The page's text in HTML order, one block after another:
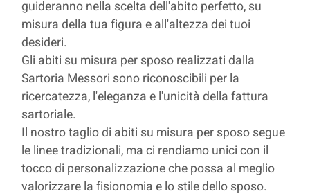
guideranno nella scelta dell'abito perfetto, su
misura della tua figura e all'altezza dei tuoi
desideri.
Gli abiti su misura per sposo realizzati dalla
Sartoria Messori sono riconoscibili per la
ricercatezza, l'eleganza e l'unicità della fattura
sartoriale.
Il nostro taglio di abiti su misura per sposo segue
le linee tradizionali, ma ci rendiamo unici con il
tocco di personalizzazione che possa al meglio
valorizzare la fisionomia e lo stile dello sposo.